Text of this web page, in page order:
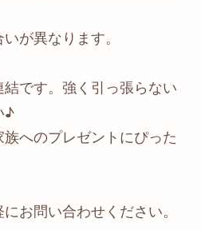
が異なります。
です。強く引っ張らない
♪
へのプレゼントにぴった
お問い合わせください。